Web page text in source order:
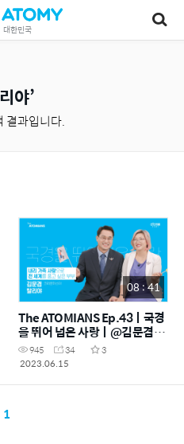
대한민국
야
결과입니다.
08 : 41
The ATOMIANS Ep.43ㅣ국경
을 뛰어 넘은 사랑ㅣ@김문겸・
탈리야CM
945 34
3
2023.06.15
1